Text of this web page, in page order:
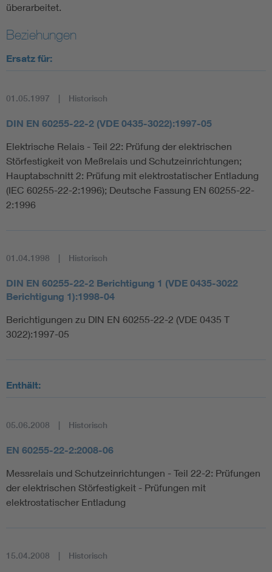
überarbeitet.
Beziehungen
Ersatz für:
01.05.1997 Historisch
DIN EN 60255-22-2 (VDE 0435-3022):1997-05
Elektrische Relais - Teil 22: Prüfung der elektrischen
Störfestigkeit von Meßrelais und Schutzeinrichtungen;
Hauptabschnitt 2: Prüfung mit elektrostatischer Entladung
(IEC 60255-22-2:1996); Deutsche Fassung EN 60255-22-
2:1996
01.04.1998 Historisch
DIN EN 60255-22-2 Berichtigung 1 (VDE 0435-3022
Berichtigung 1):1998-04
Berichtigungen zu DIN EN 60255-22-2 (VDE 0435 T
3022):1997-05
Enthält:
05.06.2008 Historisch
EN 60255-22-2:2008-06
Messrelais und Schutzeinrichtungen - Teil 22-2: Prüfungen
der elektrischen Störfestigkeit - Prüfungen mit
elektrostatischer Entladung
15.04.2008 Historisch